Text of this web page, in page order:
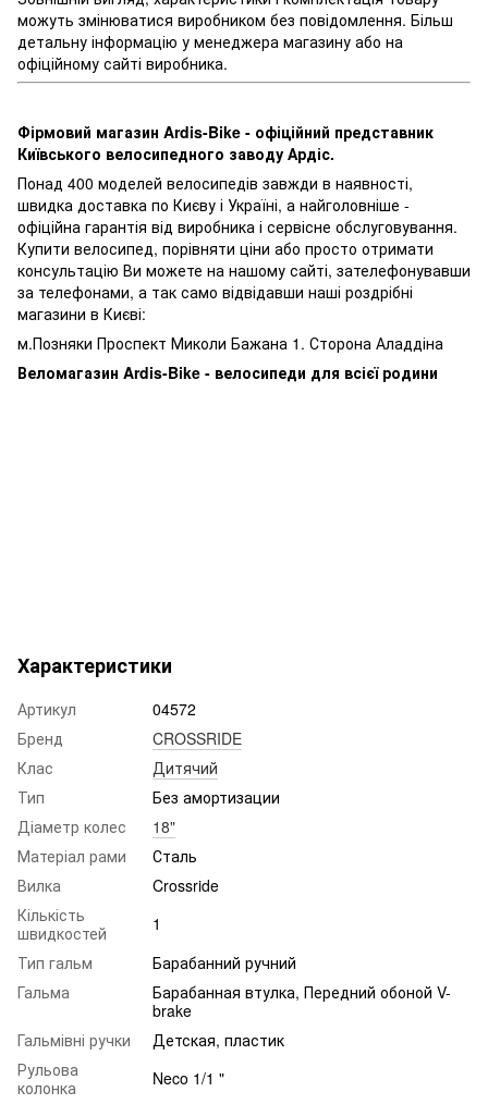
можуть змінюватися виробником без повідомлення. Більш
детальну інформацію у менеджера магазину або на
офіційному сайті виробника.
Фірмовий магазин Ardis-Bike - офіційний представник
Київського велосипедного заводу Ардіс.
Понад 400 моделей велосипедів завжди в наявності,
швидка доставка по Києву і Україні, а найголовніше -
офіційна гарантія від виробника і сервісне обслуговування.
Купити велосипед, порівняти ціни або просто отримати
консультацію Ви можете на нашому сайті, зателефонувавши
за телефонами, а так само відвідавши наші роздрібні
магазини в Києві:
м.Позняки Проспект Миколи Бажана 1. Сторона Аладдіна
Веломагазин Ardis-Bike - велосипеди для всієї родини
Характеристики
Артикул
04572
Бренд
CROSSRIDE
Клас
Дитячий
Тип
Без амортизации
Діаметр колес
18"
Матеріал рами
Сталь
Вилка
Crossride
Кількість
швидкостей
1
Тип гальм
Барабанний ручний
Гальма
Барабанная втулка, Передний обоной V-
brake
Гальмівні ручки
Детская, пластик
Рульова
колонка
Neco 1/1 "